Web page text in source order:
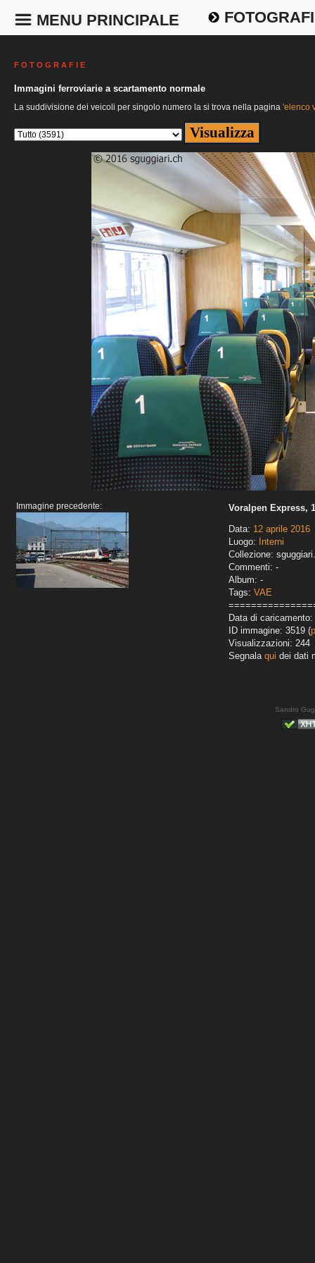
MENU PRINCIPALE
F O T O G R A F I E
Immagini ferroviarie a scartamento normale
La suddivisione dei veicoli per singolo numero la si trova nella pagina 'elenco
Immagine precedente:
Voralpen Express,
Data: 12 aprile 2016
Luogo:
Interni
Collezione:
Commenti: -
Album: -
Tags: VAE
Data di
ID immagine: 3519 (
Visualizzazioni: 244
Segnala qui dei dati
Sandro